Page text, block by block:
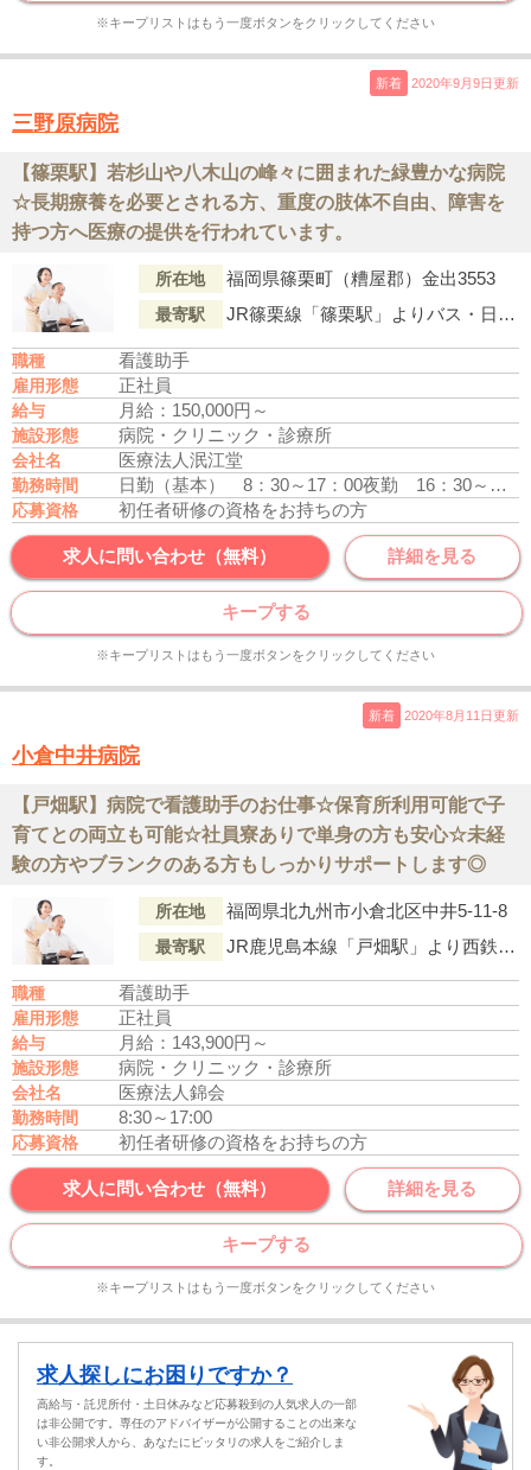
※キープリストはもう一度ボタンをクリックしてください
新着 2020年9月9日更新
三野原病院
【篠栗駅】若杉山や八木山の峰々に囲まれた緑豊かな病院
☆長期療養を必要とされる方、重度の肢体不自由、障害を
持つ方へ医療の提供を行われています。
所在地 福岡県篠栗町（糟屋郡）金出3553
最寄駅 JR篠栗線「篠栗駅」よりバス・日の浦口行乗車、「篠栗上町・須賀神社前（バス停）」下車徒歩6分
職種 看護助手
雇用形態 正社員
給与 月給：150,000円～
施設形態 病院・クリニック・診療所
会社名 医療法人泯江堂
勤務時間 日勤（基本） 8：30～17：00夜勤 16：30～翌9：00
応募資格 初任者研修の資格をお持ちの方
求人に問い合わせ（無料） 詳細を見る
キープする
※キープリストはもう一度ボタンをクリックしてください
新着 2020年8月11日更新
小倉中井病院
【戸畑駅】病院で看護助手のお仕事☆保育所利用可能で子
育てとの両立も可能☆社員寮ありで単身の方も安心☆未経
験の方やブランクのある方もしっかりサポートします◎
所在地 福岡県北九州市小倉北区中井5-11-8
最寄駅 JR鹿児島本線「戸畑駅」より西鉄バス・25番乗車、「井掘（バス停）」下車徒歩2分
職種 看護助手
雇用形態 正社員
給与 月給：143,900円～
施設形態 病院・クリニック・診療所
会社名 医療法人錦会
勤務時間 8:30～17:00
応募資格 初任者研修の資格をお持ちの方
求人に問い合わせ（無料） 詳細を見る
キープする
※キープリストはもう一度ボタンをクリックしてください
求人探しにお困りですか？
高給与・託児所付・土日休みなど応募殺到の人気求人の一部
は非公開です。専任のアドバイザーが公開することの出来な
い非公開求人から、あなたにピッタリの求人をご紹介しま
す。